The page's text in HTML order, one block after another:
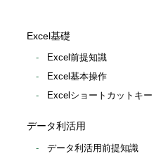
Excel基礎
Excel前提知識
Excel基本操作
Excelショートカットキー
データ利活用
データ利活用前提知識